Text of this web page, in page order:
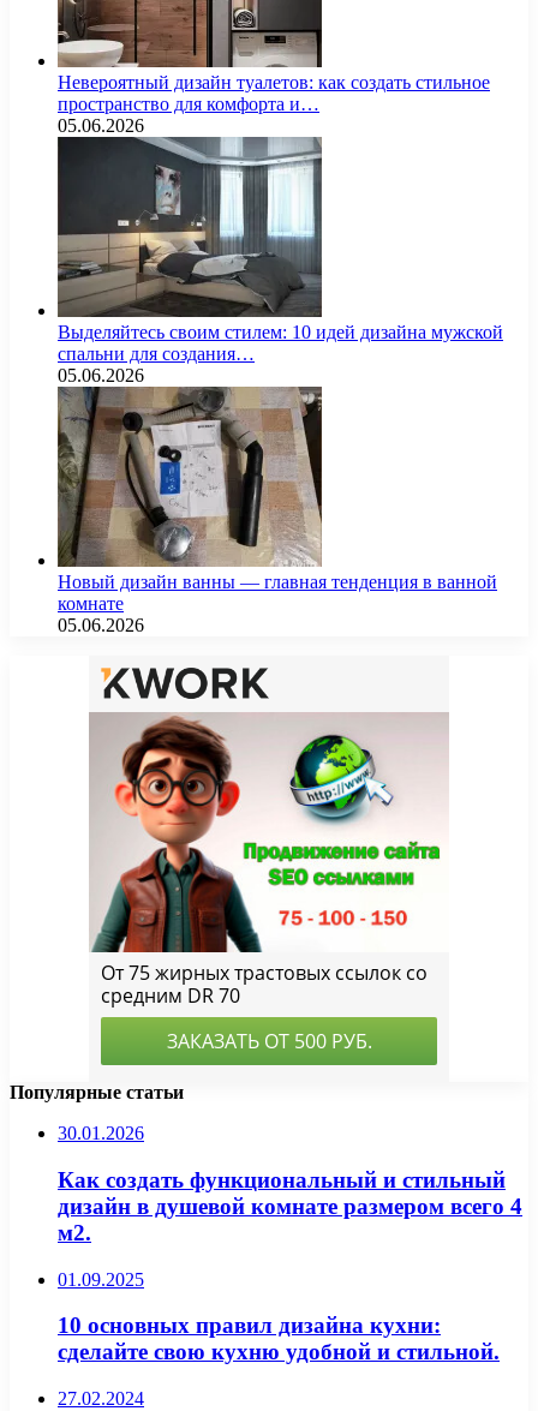
Невероятный дизайн туалетов: как создать стильное
пространство для комфорта и…
05.06.2026
Выделяйтесь своим стилем: 10 идей дизайна мужской
спальни для создания…
05.06.2026
Новый дизайн ванны — главная тенденция в ванной
комнате
05.06.2026
Популярные статьи
30.01.2026
Как создать функциональный и стильный
дизайн в душевой комнате размером всего 4
м2.
01.09.2025
10 основных правил дизайна кухни:
сделайте свою кухню удобной и стильной.
27.02.2024